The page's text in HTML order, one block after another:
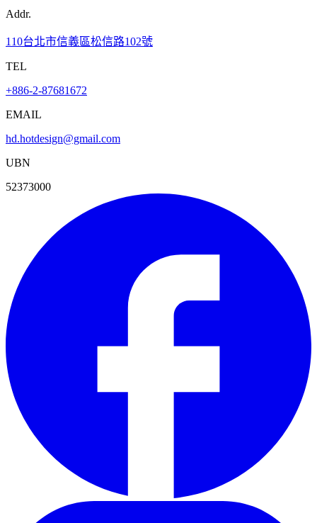
Addr.
110台北市信義區松信路102號
TEL
+886-2-87681672
EMAIL
hd.hotdesign@gmail.com
UBN
52373000